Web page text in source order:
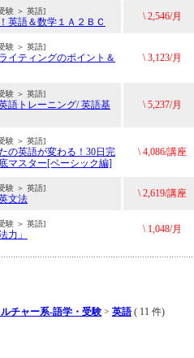
験 ＞ 英語]
英語＆数学１Ａ２ＢＣ \ 2,546/月
験 ＞ 英語]
イティングのポイント＆
\ 3,123/月
験 ＞ 英語]
語トレーニング/ 英語基
\ 5,237/月
験 ＞ 英語]
の英語が変わる！30日完
マスター[ベーシック編]
\ 4,086/講座
験 ＞ 英語]
文法 \ 2,619/講座
験 ＞ 英語]
力」 \ 1,048/月
チャー系-語学・受験 > 英語 ( 11 件)